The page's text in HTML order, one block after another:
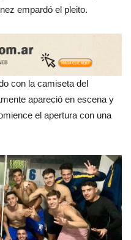
empardó el pleito.
con la camiseta del
apareció en escena y
el apertura con una